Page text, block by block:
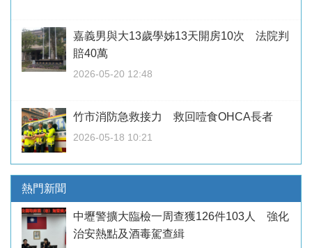
嘉義男與大13歲學姊13天開房10次 法院判
賠40萬
2026-05-20 12:48
竹市消防急救接力 救回噎食OHCA長者
2026-05-18 10:21
熱門新聞
中壢警擴大臨檢一周查獲126件103人 強化
治安熱點及酒毒駕查緝